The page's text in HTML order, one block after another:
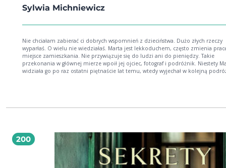
Sylwia Michniewicz
Nie chciałam zabierać ci dobrych wspomnień z dzieciństwa. Dużo złych rzeczy
wyparłaś. O wielu nie wiedziałaś. Marta jest lekkoduchem, często zmienia pracę i
miejsce zamieszkania. Nie przywiązuje się do ludzi ani do pieniędzy. Takie
przekonania w głównej mierze wpoił jej ojciec, fotograf i podróżnik. Niestety
widziała go po raz ostatni piętnaście lat temu, wtedy wyjechał w kolejną
rodziną: depresyjną żoną Helene oraz trzyletnim synkiem Victorem. Marta
rodzina jest bardzo specyficzna. W dodatku wkrótce wychodzi na jaw, że
gosposia zniknęła nagle w niewyjaśnionych okolicznościach
200